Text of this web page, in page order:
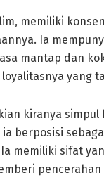
memiliki
Ia
mantap dan
yang
kiranya
berposisi
memiliki sifat